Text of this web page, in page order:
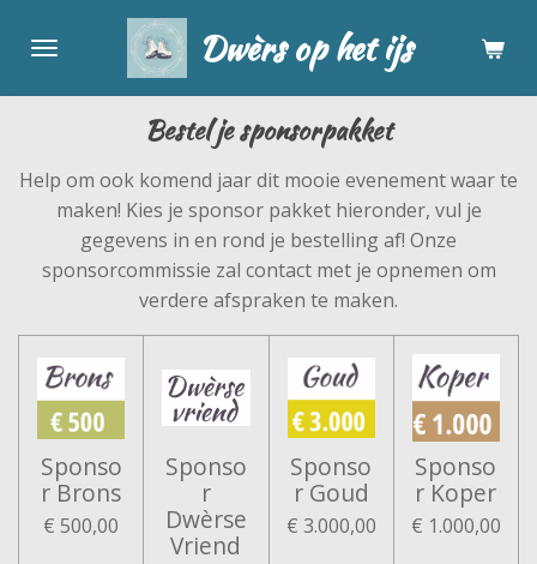
direct
Dwèrs op het ijs
Bestel je sponsorpakket
Help om ook komend jaar dit mooie evenement waar te
maken! Kies je sponsor pakket hieronder, vul je
gegevens in en rond je bestelling af! Onze
sponsorcommissie zal contact met je opnemen om
verdere afspraken te maken.
Sponso
r Brons
€ 500,00
Sponso
r
Dwèrse
Vriend
Sponso
r Goud
€ 3.000,00
Sponso
r Koper
€ 1.000,00